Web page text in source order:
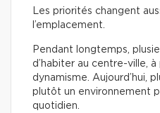
Les priorités changent
l’emplacement.
Pendant longtemps,
d’habiter au centre-ville,
dynamisme. Aujourd’hui,
plutôt un environnement
quotidien.